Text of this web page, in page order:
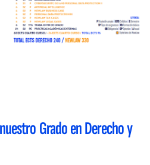
Grado en Derecho y